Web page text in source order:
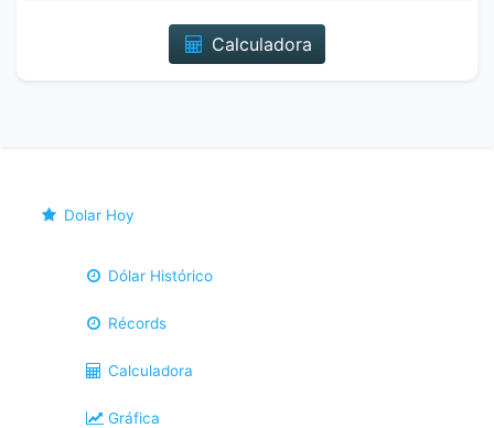
Calculadora
Dolar Hoy
Dólar Histórico
Récords
Calculadora
Gráfica